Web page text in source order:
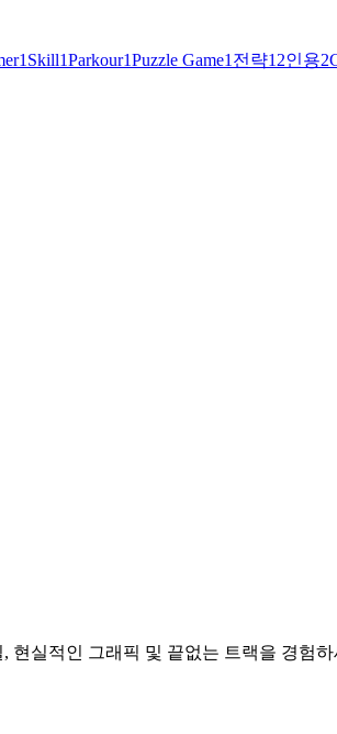
1 Skill1Parkour1Puzzle Game1 전략1 2인용2
실적인 그래픽 및 끝없는 트랙을 경험